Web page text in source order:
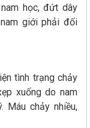
học, đứt dây
giới phải đối
tình trạng chảy
xuống do nam
chảy nhiều,